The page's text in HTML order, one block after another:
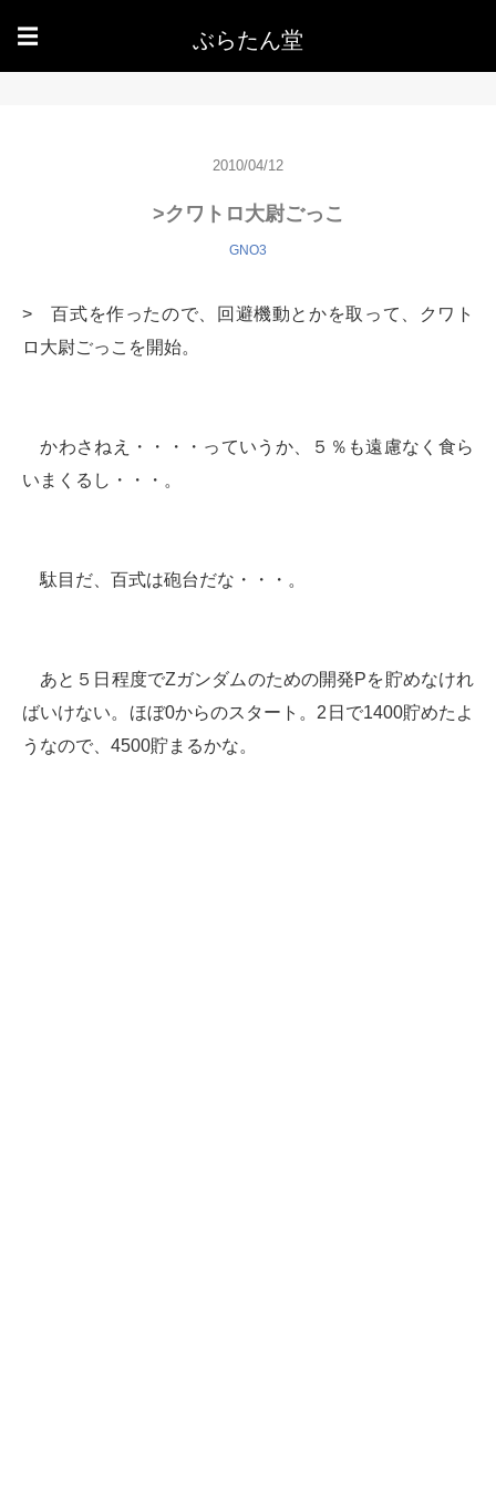
☰ ぶらたん堂
2010/04/12
>クワトロ大尉ごっこ
GNO3
> 百式を作ったので、回避機動とかを取って、クワト
ロ大尉ごっこを開始。
かわさねえ・・・・っていうか、５％も遠慮なく食ら
いまくるし・・・。
駄目だ、百式は砲台だな・・・。
あと５日程度でZガンダムのための開発Pを貯めなけれ
ばいけない。ほぼ0からのスタート。2日で1400貯めたよ
うなので、4500貯まるかな。